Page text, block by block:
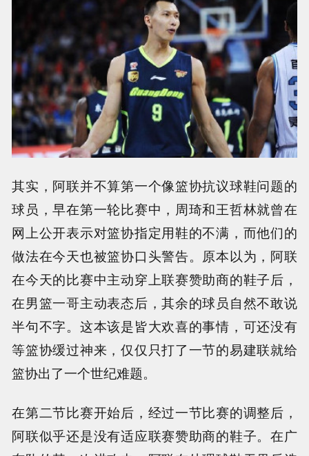
其实，阿联并不算第一个像篮协抗议球鞋问题的
球员，早在第一轮比赛中，周琦和王哲林就曾在
网上公开表示对篮协指定用鞋的不满，而他们的
做法在今天也被篮协口头警告。原本以为，阿联
在今天的比赛中主动穿上联赛赞助商的鞋子后，
在男篮一哥主动表态后，其余的球员自然不敢说
半句不字。这本该是皆大欢喜的事情，可还没有
等篮协缓过神来，仅仅只打了一节的易建联就给
篮协出了一个世纪难题。
在第二节比赛开始后，经过一节比赛的调整后，
阿联似乎还是没有适应联赛赞助商的鞋子。在广